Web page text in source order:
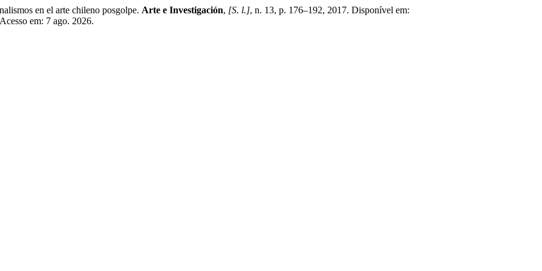
en el arte chileno posgolpe. Arte e Investigación, [S. l.], n. 13, p. 176–192, 2017. Disponível em:
em: 7 ago. 2026.